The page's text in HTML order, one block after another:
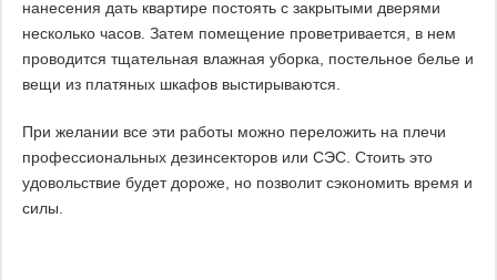
нанесения дать квартире постоять с закрытыми дверями
несколько часов. Затем помещение проветривается, в нем
проводится тщательная влажная уборка, постельное белье и
вещи из платяных шкафов выстирываются.
При желании все эти работы можно переложить на плечи
профессиональных дезинсекторов или СЭС. Стоить это
удовольствие будет дороже, но позволит сэкономить время и
силы.